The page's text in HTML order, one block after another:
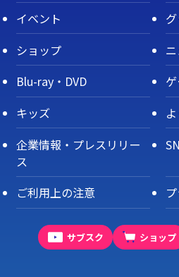
イベント
ショップ
Blu-ray・DVD
キッズ
企業情報・プレスリリー
ス
ご利用上の注意
サブスク ショップ